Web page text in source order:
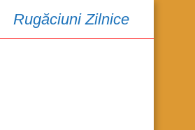
Rugăciuni Zilnice